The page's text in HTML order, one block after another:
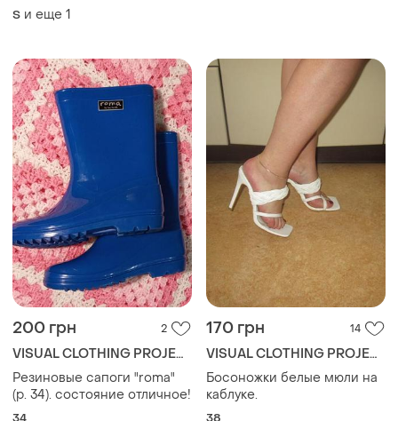
S и еще 1
200 грн 2
VISUAL CLOTHING PROJECT
Резиновые сапоги "roma"
(р. 34). состояние отличное!
34
170 грн 14
VISUAL CLOTHING PROJECT
Босоножки белые мюли на
каблуке.
38